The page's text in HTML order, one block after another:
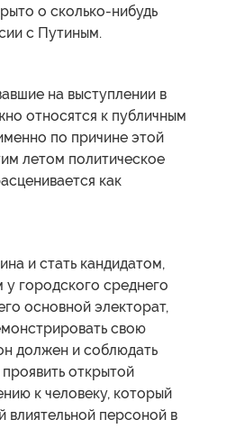
о сколько-нибудь
с Путиным.
на выступлении в
относятся к публичным
по причине этой
летом политическое
как
и стать кандидатом,
городского среднего
основной электорат,
свою
должен и соблюдать
открытой
к человеку, который
влиятельной персоной в